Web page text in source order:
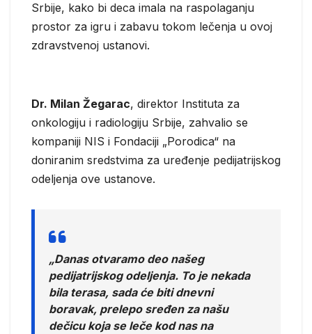
Srbije, kako bi deca imala na raspolaganju
prostor za igru i zabavu tokom lečenja u ovoj
zdravstvenoj ustanovi.
Dr. Milan Žegarac, direktor Instituta za
onkologiju i radiologiju Srbije, zahvalio se
kompaniji NIS i Fondaciji „Porodica“ na
doniranim sredstvima za uređenje pedijatrijskog
odeljenja ove ustanove.
„Danas otvaramo deo našeg
pedijatrijskog odeljenja. To je nekada
bila terasa, sada će biti dnevni
boravak, prelepo sređen za našu
dečicu koja se leče kod nas na